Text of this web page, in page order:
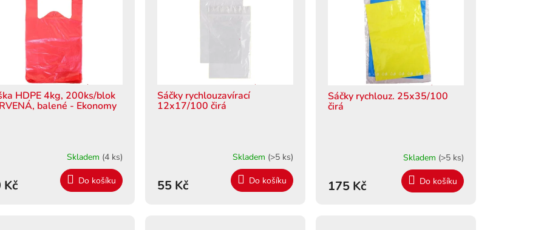
HDPE 4kg, 200ks/blok
balené - Ekonomy
Skladem (4 ks)
Kč Do košíku
Sáčky rychlouzavírací
12x17/100 čirá
Skladem (>5 ks)
55 Kč Do košíku
Sáčky rychlouz. 25x35/100
čirá
Skladem (>5 ks)
175 Kč Do košíku